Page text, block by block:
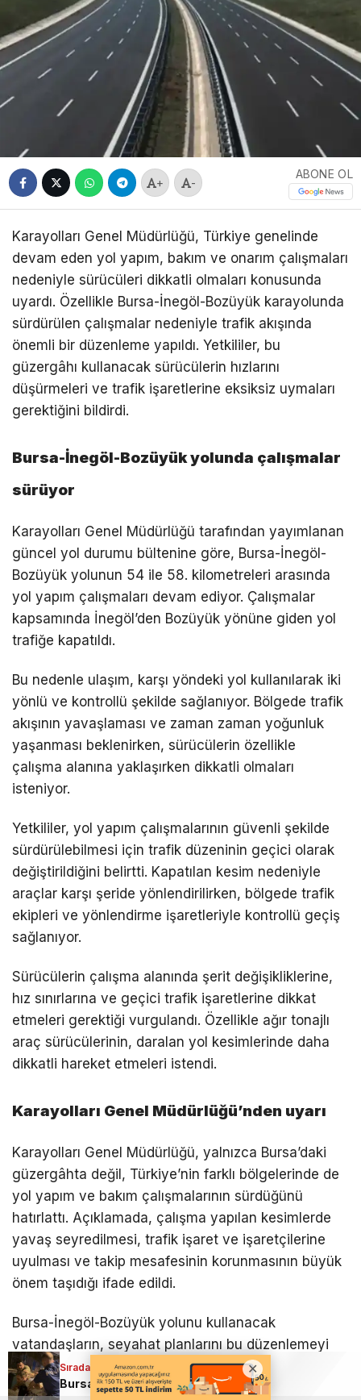
+ -
ABONE OL
Karayolları Genel Müdürlüğü, Türkiye genelinde
devam eden yol yapım, bakım ve onarım çalışmaları
nedeniyle sürücüleri dikkatli olmaları konusunda
uyardı. Özellikle Bursa-İnegöl-Bozüyük karayolunda
sürdürülen çalışmalar nedeniyle trafik akışında
önemli bir düzenleme yapıldı. Yetkililer, bu
güzergâhı kullanacak sürücülerin hızlarını
düşürmeleri ve trafik işaretlerine eksiksiz uymaları
gerektiğini bildirdi.
Bursa-İnegöl-Bozüyük yolunda çalışmalar
sürüyor
Karayolları Genel Müdürlüğü tarafından yayımlanan
güncel yol durumu bültenine göre, Bursa-İnegöl-
Bozüyük yolunun 54 ile 58. kilometreleri arasında
yol yapım çalışmaları devam ediyor. Çalışmalar
kapsamında İnegöl’den Bozüyük yönüne giden yol
trafiğe kapatıldı.
Bu nedenle ulaşım, karşı yöndeki yol kullanılarak iki
yönlü ve kontrollü şekilde sağlanıyor. Bölgede trafik
akışının yavaşlaması ve zaman zaman yoğunluk
yaşanması beklenirken, sürücülerin özellikle
çalışma alanına yaklaşırken dikkatli olmaları
isteniyor.
Yetkililer, yol yapım çalışmalarının güvenli şekilde
sürdürülebilmesi için trafik düzeninin geçici olarak
değiştirildiğini belirtti. Kapatılan kesim nedeniyle
araçlar karşı şeride yönlendirilirken, bölgede trafik
ekipleri ve yönlendirme işaretleriyle kontrollü geçiş
sağlanıyor.
Sürücülerin çalışma alanında şerit değişikliklerine,
hız sınırlarına ve geçici trafik işaretlerine dikkat
etmeleri gerektiği vurgulandı. Özellikle ağır tonajlı
araç sürücülerinin, daralan yol kesimlerinde daha
dikkatli hareket etmeleri istendi.
Karayolları Genel Müdürlüğü’nden uyarı
Karayolları Genel Müdürlüğü, yalnızca Bursa’daki
güzergâhta değil, Türkiye’nin farklı bölgelerinde de
yol yapım ve bakım çalışmalarının sürdüğünü
hatırlattı. Açıklamada, çalışma yapılan kesimlerde
yavaş seyredilmesi, trafik işaret ve işaretçilerine
uyulması ve takip mesafesinin korunmasının büyük
önem taşıdığı ifade edildi.
Bursa-İnegöl-Bozüyük yolunu kullanacak
vatandaşların, seyahat planlarını bu düzenlemeyi
dikkate alarak yapmaları ve özellikle yoğun
saatlerde ek süre ayırmaları öneriliyor.
Sıradaki Haber
Bursa’da Tarihi Arapşükrü Sokağı’nda ortalık karıştı!